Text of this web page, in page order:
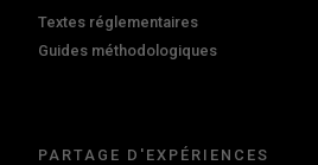
Textes réglementaires
Guides méthodologiques
PARTAGE D'EXPÉRIENCES